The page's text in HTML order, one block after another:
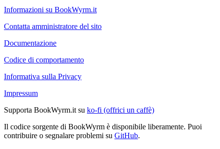
Informazioni su BookWyrm.it
Contatta amministratore del sito
Documentazione
Codice di comportamento
Informativa sulla Privacy
Impressum
Supporta BookWyrm.it su ko-fi (offrici un caffè)
Il codice sorgente di BookWyrm è disponibile liberamente. Puoi
contribuire o segnalare problemi su GitHub.